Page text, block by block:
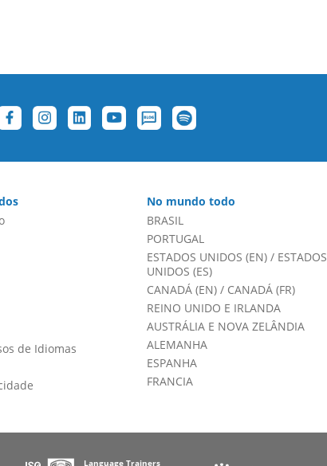
de Idiomas
No mundo todo
BRASIL
PORTUGAL
ESTADOS UNIDOS (EN)/ ESTADOS
UNIDOS (ES)
CANADÁ (EN)/ CANADÁ (FR)
REINO UNIDO E IRLANDA
AUSTRÁLIA E NOVA ZELÂNDIA
ALEMANHA
ESPANHA
FRANCIA